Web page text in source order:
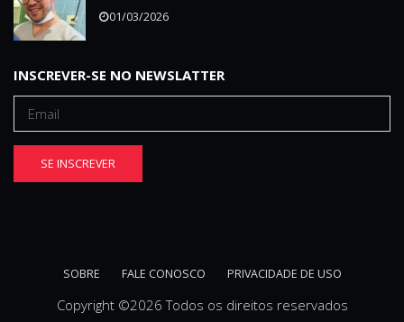
01/03/2026
INSCREVER-SE NO NEWSLATTER
SE INSCREVER
SOBRE FALE CONOSCO PRIVACIDADE DE USO
Copyright ©2026 Todos os direitos reservados